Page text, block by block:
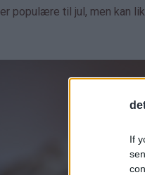
If
er populære til jul, men kan